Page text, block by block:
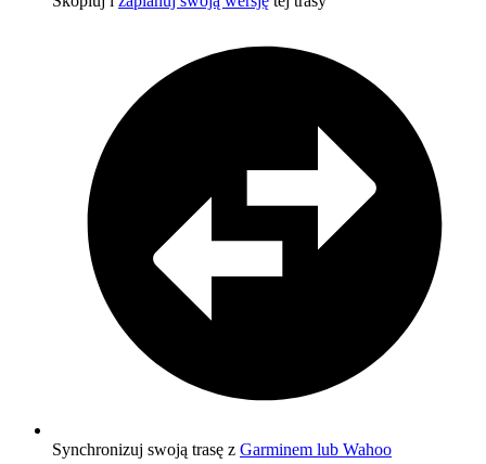
Synchronizuj swoją trasę z Garminem lub Wahoo